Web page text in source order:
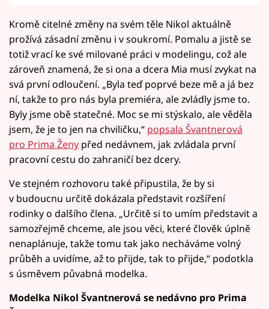
Kromě citelné změny na svém těle Nikol aktuálně
prožívá zásadní změnu i v soukromí. Pomalu a jistě se
totiž vrací ke své milované práci v modelingu, což ale
zároveň znamená, že si ona a dcera Mia musí zvykat na
svá první odloučení. „Byla teď poprvé beze mě a já bez
ní, takže to pro nás byla premiéra, ale zvládly jsme to.
Byly jsme obě statečné. Moc se mi stýskalo, ale věděla
jsem, že je to jen na chviličku,“ popsala Švantnerová
pro Prima Ženy před nedávnem, jak zvládala první
pracovní cestu do zahraničí bez dcery.
Ve stejném rozhovoru také připustila, že by si
v budoucnu určitě dokázala představit rozšíření
rodinky o dalšího člena. „Určitě si to umím představit a
samozřejmě chceme, ale jsou věci, které člověk úplně
nenaplánuje, takže tomu tak jako necháváme volný
průběh a uvidíme, až to přijde, tak to přijde,“ podotkla
s úsměvem půvabná modelka.
Modelka Nikol Švantnerová se nedávno pro Prima